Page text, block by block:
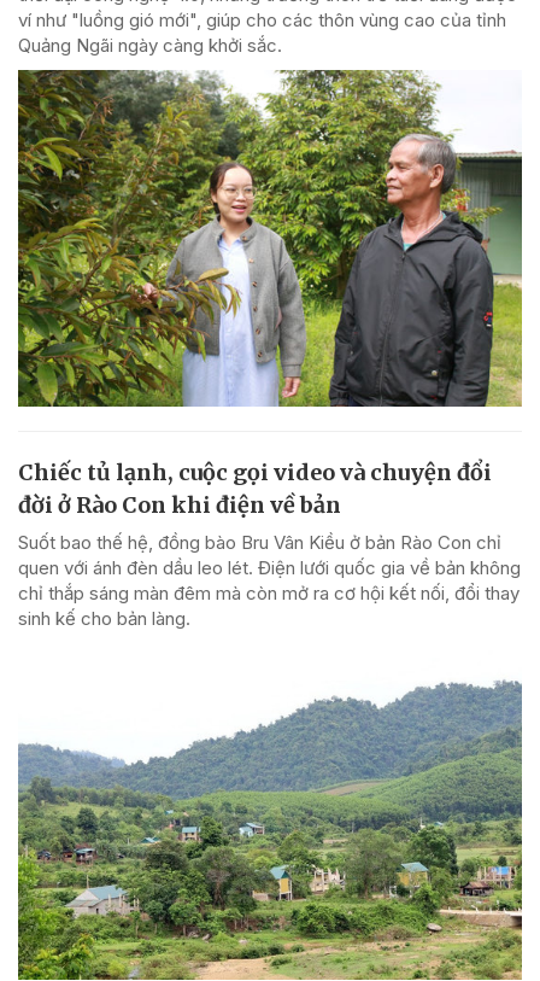
ví như "luồng gió mới", giúp cho các thôn vùng cao của tỉnh
Quảng Ngãi ngày càng khởi sắc.
Chiếc tủ lạnh, cuộc gọi video và chuyện đổi
đời ở Rào Con khi điện về bản
Suốt bao thế hệ, đồng bào Bru Vân Kiều ở bản Rào Con chỉ
quen với ánh đèn dầu leo lét. Điện lưới quốc gia về bản không
chỉ thắp sáng màn đêm mà còn mở ra cơ hội kết nối, đổi thay
sinh kế cho bản làng.